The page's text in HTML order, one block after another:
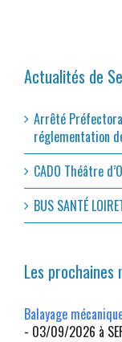
Actualités de
Arrêté
réglementation
CADO Théâtre
BUS SANTÉ
Les
Balayage
- 03/09/2026 à